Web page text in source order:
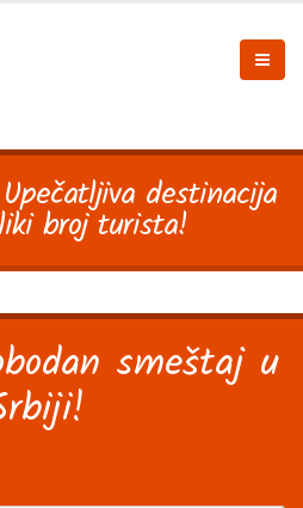
destinacija
broj turista!
smeštaj u